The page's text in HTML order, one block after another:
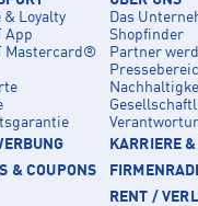
& Loyalty
App
Mastercard®
& COUPONS
Das
Shopfinder
Partner
KARRIERE
RENT /